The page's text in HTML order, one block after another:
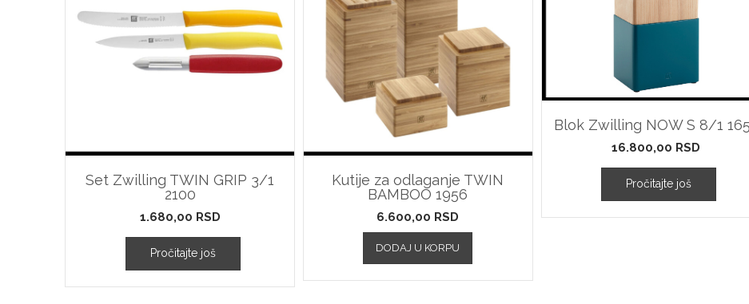
Set Zwilling TWIN GRIP 3/1
2100
1.680,00 RSD
Pročitajte još
Kutije za odlaganje TWIN
BAMBOO 1956
6.600,00 RSD
DODAJ U KORPU
Blok Zwilling NOW S 8/1
16.800,00 RSD
Pročitajte još